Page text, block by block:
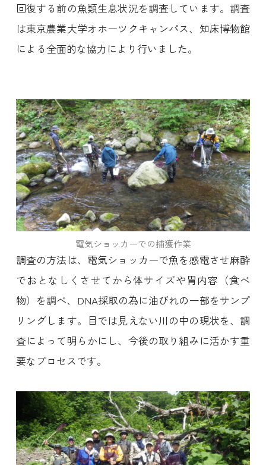
回復する前の魚類生息状況を調査しています。調査
は東京農業大学オホーツクキャンパス、知床博物館
による全面的な協力により行いました。
電気ショッカーでの捕獲作業
調査の方法は、電気ショッカーで魚を感電させ麻酔
でおとなしくさせてから体サイズや胃内容（食べ
物）を調べ、DNA採取の為に油びれの一部をサンプ
リングします。目では見えない川の中の現状を、調
査によって明らかにし、今後の取り組みに活かす重
要なプロセスです。